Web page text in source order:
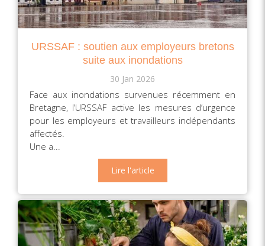
URSSAF : soutien aux employeurs bretons
suite aux inondations
30 Jan 2026
Face aux inondations survenues récemment en
Bretagne, l’URSSAF active les mesures d’urgence
pour les employeurs et travailleurs indépendants
affectés.
Une a...
Lire l'article